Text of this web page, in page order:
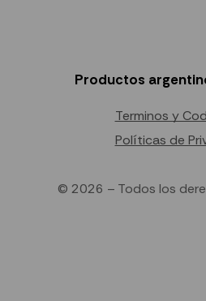
Productos
Terminos y
Políticas de
© 2026 – Todos los